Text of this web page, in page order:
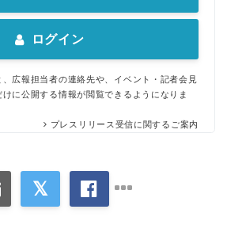
ログイン
広報担当者の連絡先や、イベント・記者会見
に公開する情報が閲覧できるようになりま
プレスリリース受信に関するご案内